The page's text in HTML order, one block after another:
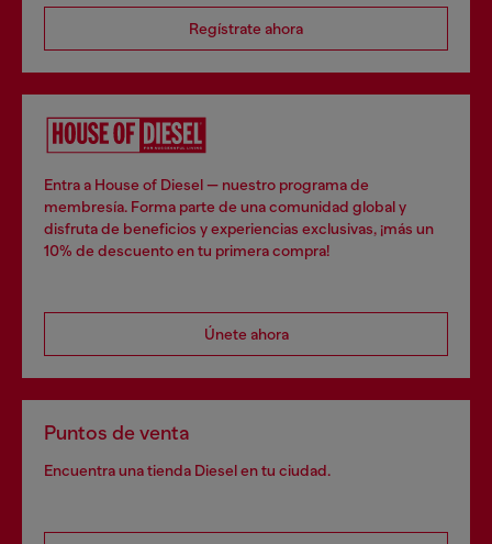
Regístrate ahora
Entra a House of Diesel — nuestro programa de
membresía. Forma parte de una comunidad global y
disfruta de beneficios y experiencias exclusivas, ¡más un
10% de descuento en tu primera compra!
Únete ahora
Puntos de venta
Encuentra una tienda Diesel en tu ciudad.